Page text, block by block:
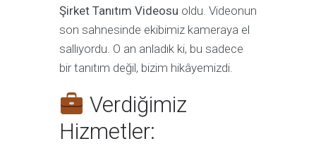
Şirket Tanıtım Videosu oldu. Videonun
son sahnesinde ekibimiz kameraya el
sallıyordu. O an anladık ki, bu sadece
bir tanıtım değil, bizim hikâyemizdi.
Verdiğimiz
Hizmetler: